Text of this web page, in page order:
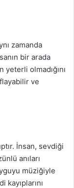
zamanda
bir arada
yeterli olmadığını
ve
İnsan, sevdiği
anıları
müziğiyle